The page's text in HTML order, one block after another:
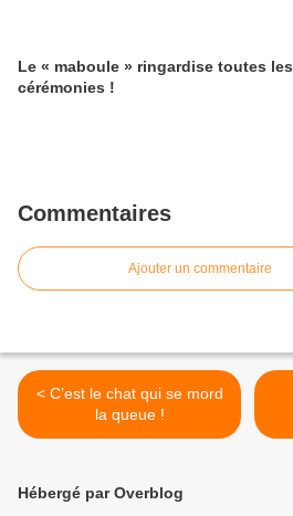
Le « maboule » ringardise toutes les
cérémonies !
Commentaires
Ajouter un commentaire
< C’est le chat qui se mord
la queue !
Hébergé par Overblog